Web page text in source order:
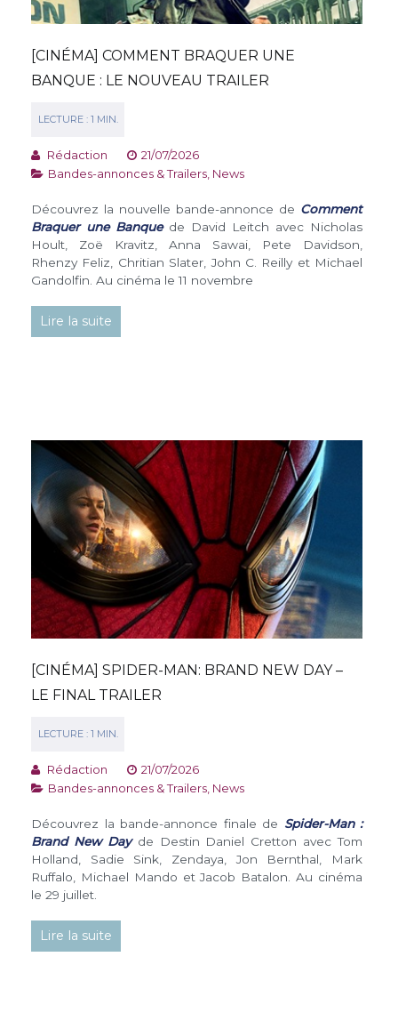
[CINÉMA] COMMENT BRAQUER UNE
BANQUE : LE NOUVEAU TRAILER
Rédaction
21/07/2026
Bandes-annonces & Trailers News
Découvrez la nouvelle bande-annonce de Comment
Braquer une Banquede David Leitch avec Nicholas
Hoult, Zoë Kravitz, Anna Sawai, Pete Davidson,
Rhenzy Feliz, Chritian Slater, John C. Reilly et Michael
Gandolfin. Au cinéma le 11 novembre
Lire la suite
[CINÉMA] SPIDER-MAN: BRAND NEW DAY –
LE FINAL TRAILER
Rédaction
21/07/2026
Bandes-annonces & Trailers News
Découvrez la bande-annonce finale de Spider-Man :
Brand New Dayde Destin Daniel Cretton avec Tom
Holland, Sadie Sink, Zendaya, Jon Bernthal, Mark
Ruffalo, Michael Mando et Jacob Batalon. Au cinéma
le 29 juillet.
Lire la suite